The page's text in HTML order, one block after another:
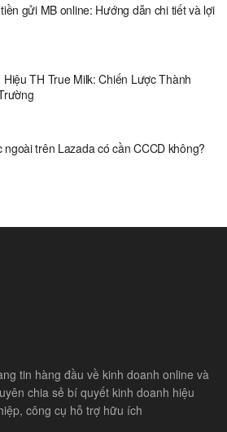
gửi MB online: Hướng dẫn chi tiết và lợi
TH True Milk: Chiến Lược Thành
trên Lazada có cần CCCD không?
tin hàng đầu về kinh doanh online và
chia sẻ bí quyết kinh doanh hiệu
công cụ hỗ trợ hữu ích